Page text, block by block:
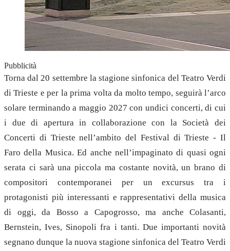
Pubblicità
Torna dal 20 settembre la stagione sinfonica del Teatro Verdi
di Trieste e per la prima volta da molto tempo, seguirà l’arco
solare terminando a maggio 2027 con undici concerti, di cui
i due di apertura in collaborazione con la Società dei
Concerti di Trieste nell’ambito del Festival di Trieste - Il
Faro della Musica. Ed anche nell’impaginato di quasi ogni
serata ci sarà una piccola ma costante novità, un brano di
compositori contemporanei per un excursus tra i
protagonisti più interessanti e rappresentativi della musica
di oggi, da Bosso a Capogrosso, ma anche Colasanti,
Bernstein, Ives, Sinopoli fra i tanti. Due importanti novità
segnano dunque la nuova stagione sinfonica del Teatro Verdi